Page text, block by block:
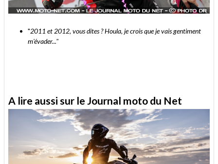
"2011 et 2012, vous dites ? Houla, je crois que je vais gentiment
m'évader..."
A lire aussi sur le Journal moto du Net